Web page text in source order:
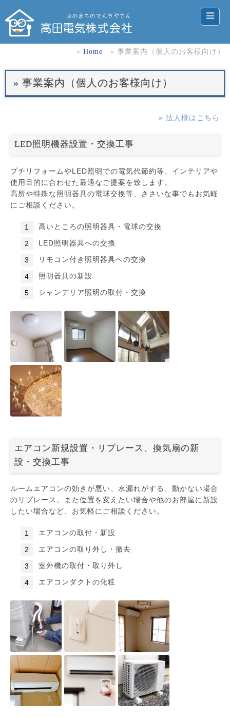
Home 事業案内（個人のお客様向け）
事業案内（個人のお客様向け）
» 法人様はこちら
LED照明機器設置・交換工事
プチリフォームやLED照明での電気代節約等、インテリアや
使用目的に合わせた最適なご提案を致します。
高所や特殊な照明器具の電球交換等、ささいな事でもお気軽
にご相談ください。
高いところの照明器具・電球の交換
LED照明器具への交換
リモコン付き照明器具への交換
照明器具の新設
シャンデリア照明の取付・交換
エアコン新規設置・リプレース、換気扇の新
設・交換工事
ルームエアコンの効きが悪い、水漏れがする、動かない場合
のリプレース。また位置を変えたい場合や他のお部屋に新設
したい場合など、お気軽にご相談ください。
エアコンの取付・新設
エアコンの取り外し・撤去
室外機の取付・取り外し
エアコンダクトの化粧